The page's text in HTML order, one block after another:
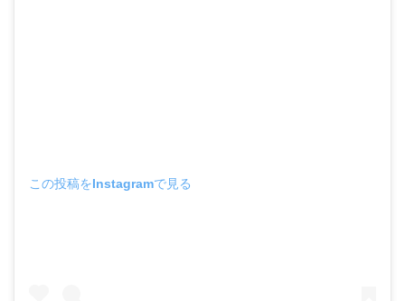
この投稿をInstagramで見る